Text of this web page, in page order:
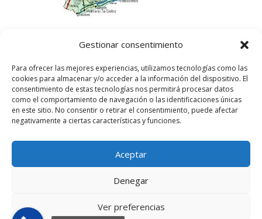
Gestionar consentimiento
Para ofrecer las mejores experiencias, utilizamos tecnologías como las
cookies para almacenar y/o acceder a la información del dispositivo. El
consentimiento de estas tecnologías nos permitirá procesar datos
como el comportamiento de navegación o las identificaciones únicas
en este sitio. No consentir o retirar el consentimiento, puede afectar
negativamente a ciertas características y funciones.
Aceptar
Denegar
Ver preferencias
Lampista Barcelona. Todos los derechos
reservados.
Política de privacidad